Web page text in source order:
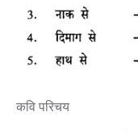
कवि परिचय